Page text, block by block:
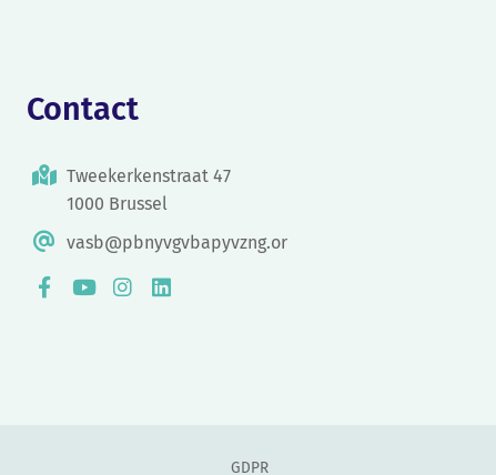
Contact
Tweekerkenstraat 47
1000 Brussel
vasb@pbnyvgvbapyvzng.or
GDPR